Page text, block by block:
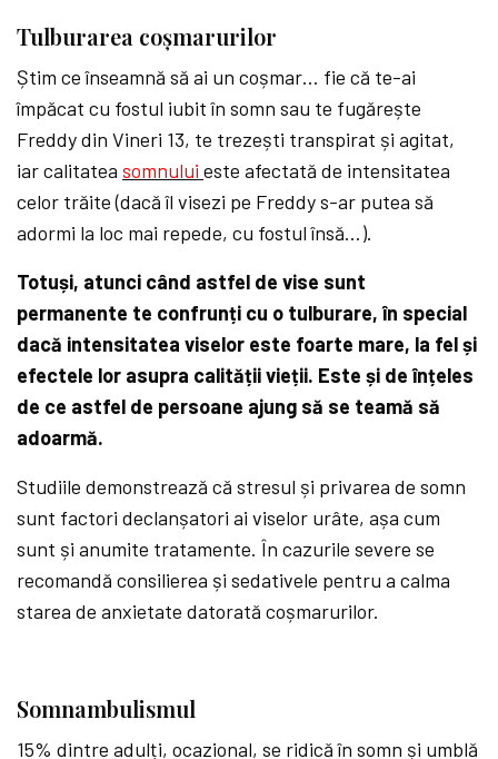
Tulburarea coșmarurilor
Știm ce înseamnă să ai un coșmar… fie că te-ai
împăcat cu fostul iubit în somn sau te fugărește
Freddy din Vineri 13, te trezești transpirat și agitat,
iar calitateasomnului este afectată de intensitatea
celor trăite (dacă îl visezi pe Freddy s-ar putea să
adormi la loc mai repede, cu fostul însă…).
Totuși, atunci când astfel de vise sunt
permanente te confrunți cu o tulburare, în special
dacă intensitatea viselor este foarte mare, la fel și
efectele lor asupra calității vieții. Este și de înțeles
de ce astfel de persoane ajung să se teamă să
adoarmă.
Studiile demonstrează că stresul și privarea de somn
sunt factori declanșatori ai viselor urâte, așa cum
sunt și anumite tratamente. În cazurile severe se
recomandă consilierea și sedativele pentru a calma
starea de anxietate datorată coșmarurilor.
Somnambulismul
15% dintre adulți, ocazional, se ridică în somn și umblă